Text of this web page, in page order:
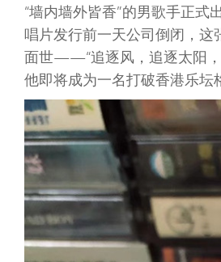
“墙内墙外皆香”的男歌手正
唱片发行前一天公司倒闭，
面世——“追逐风，追逐太阳，
他即将成为一名打破香港乐坛